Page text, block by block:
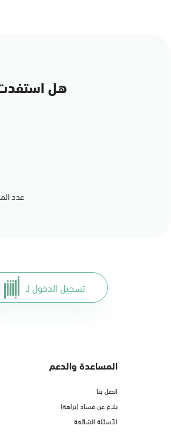
هل
عدد المشاركات: 7615
تسجيل الدخول لـ
المساعدة والدعم
اتصل بنا
بلاغ عن فساد (نزاهة)
الأسئلة الشائعة